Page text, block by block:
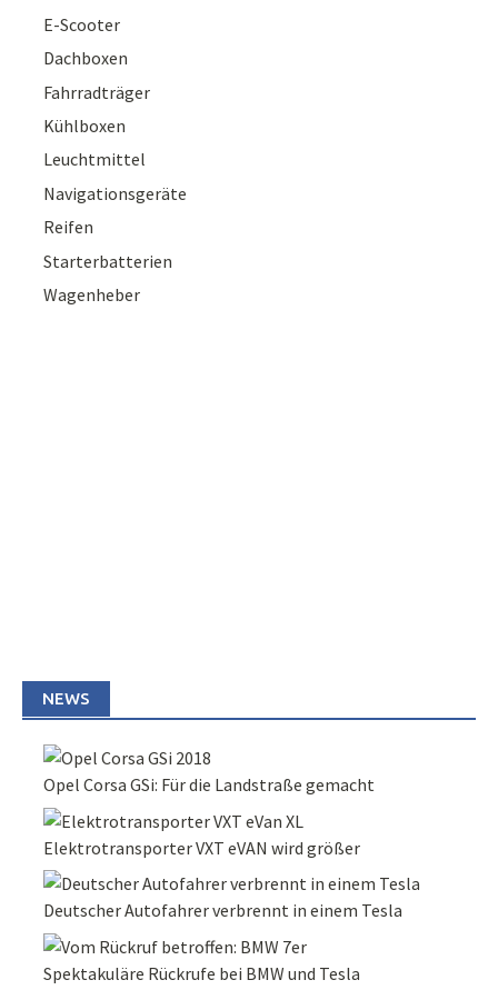
E-Scooter
Dachboxen
Fahrradträger
Kühlboxen
Leuchtmittel
Navigationsgeräte
Reifen
Starterbatterien
Wagenheber
NEWS
Opel Corsa GSi: Für die Landstraße gemacht
Elektrotransporter VXT eVAN wird größer
Deutscher Autofahrer verbrennt in einem Tesla
Spektakuläre Rückrufe bei BMW und Tesla